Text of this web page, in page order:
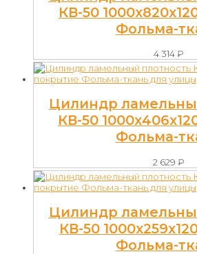
КВ-50
Фольма-
4 314₽
Цилиндр
КВ-50
Фольма-
2 629 ₽
Цилиндр
КВ-50
Фольма-